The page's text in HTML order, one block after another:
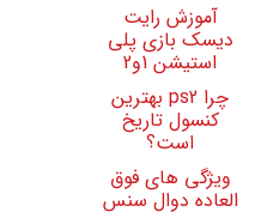
آموزش رایت
دیسک بازی پلی
استیشن 1و2
چرا ps2 بهترین
کنسول تاریخ
است؟
ویژگی های فوق
العاده دوال سنس